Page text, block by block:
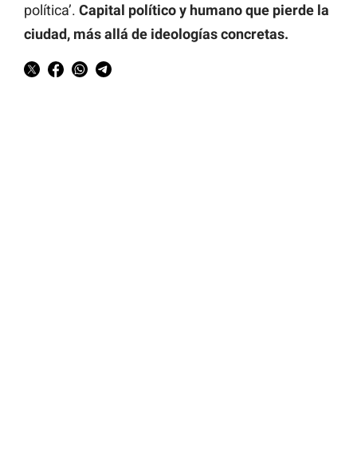
política’. Capital político y humano que pierde la
ciudad, más allá de ideologías concretas.